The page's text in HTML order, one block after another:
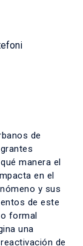
de
manera el
en el
y sus
de este
formal
una
de